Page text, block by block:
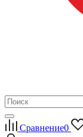
Сравнение0